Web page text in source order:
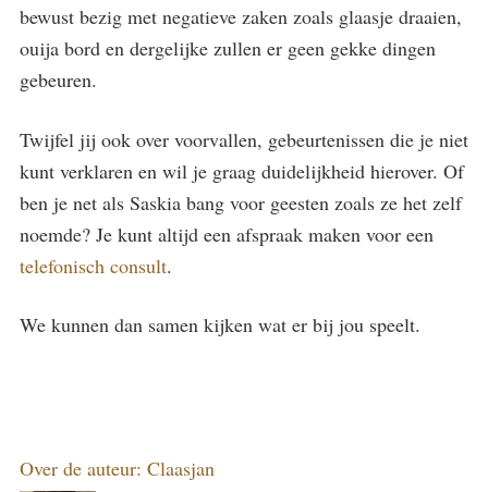
bewust bezig met negatieve zaken zoals glaasje draaien,
ouija bord en dergelijke zullen er geen gekke dingen
gebeuren.
Twijfel jij ook over voorvallen, gebeurtenissen die je niet
kunt verklaren en wil je graag duidelijkheid hierover. Of
ben je net als Saskia bang voor geesten zoals ze het zelf
noemde? Je kunt altijd een afspraak maken voor een
telefonisch consult.
We kunnen dan samen kijken wat er bij jou speelt.
Over de auteur: Claasjan